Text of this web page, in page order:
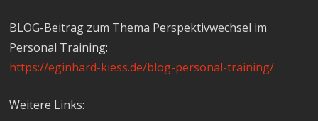
BLOG-Beitrag zum Thema Perspektivwechsel im
Personal Training:
https://eginhard-kiess.de/blog-personal-training/
Weitere Links: